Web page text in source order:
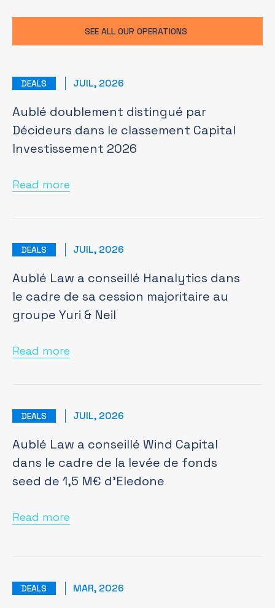
SEE ALL OUR OPERATIONS
DEALS JUIL, 2026
Aublé doublement distingué par
Décideurs dans le classement Capital
Investissement 2026
Read more
DEALS JUIL, 2026
Aublé Law a conseillé Hanalytics dans
le cadre de sa cession majoritaire au
groupe Yuri & Neil
Read more
DEALS JUIL, 2026
Aublé Law a conseillé Wind Capital
dans le cadre de la levée de fonds
seed de 1,5 M€ d’Eledone
Read more
DEALS MAR, 2026